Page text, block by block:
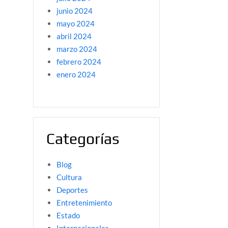
junio 2024
mayo 2024
abril 2024
marzo 2024
febrero 2024
enero 2024
Categorías
Blog
Cultura
Deportes
Entretenimiento
Estado